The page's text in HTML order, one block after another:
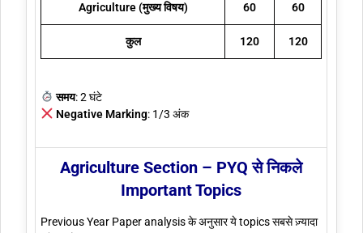
Agriculture (मुख्य विषय) 60 60
कुल 120 120
समय: 2 घंटे
Negative Marking: 1/3 अंक
Agriculture Section – PYQ से निकले
Important Topics
Previous Year Paper analysis के अनुसार ये topics सबसे ज़्यादा